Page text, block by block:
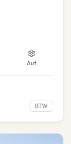
Aut
BTW